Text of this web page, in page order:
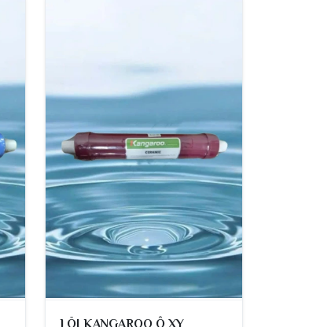
LÕI KANGAROO Ô XY